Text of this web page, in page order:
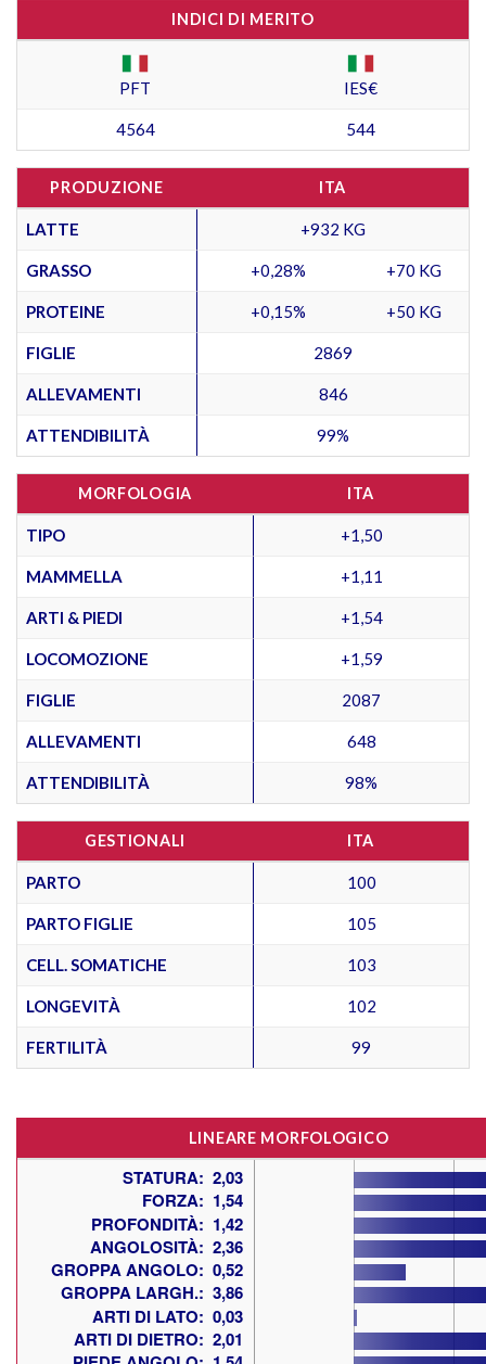
INDICI DI MERITO
PFT IES€
4564 544
PRODUZIONE ITA
LATTE +932 KG
GRASSO +0,28% +70 KG
PROTEINE +0,15% +50 KG
FIGLIE 2869
ALLEVAMENTI 846
ATTENDIBILITÀ 99%
MORFOLOGIA ITA
TIPO +1,50
MAMMELLA +1,11
ARTI & PIEDI +1,54
LOCOMOZIONE +1,59
FIGLIE 2087
ALLEVAMENTI 648
ATTENDIBILITÀ 98%
GESTIONALI ITA
PARTO 100
PARTO FIGLIE 105
CELL. SOMATICHE 103
LONGEVITÀ 102
FERTILITÀ 99
LINEARE MORFOLOGICO